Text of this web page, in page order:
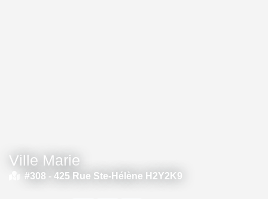
Ville Marie
#308 - 425 Rue Ste-Hélène H2Y2K9